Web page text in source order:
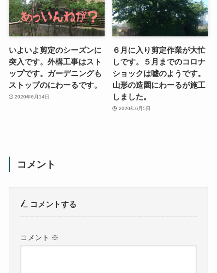
いよいよ剪定のシーズンに
突入です。外構工事はスト
ップです。ガーデニングも
ストップのにわーるです。
2020年6月14日
６月に入り剪定作業が大忙
しです。５月までのコロナ
ショックは嘘のようです。
山形の造園にわーるが施工
しました。
2020年6月5日
コメント
コメントする
コメント ※